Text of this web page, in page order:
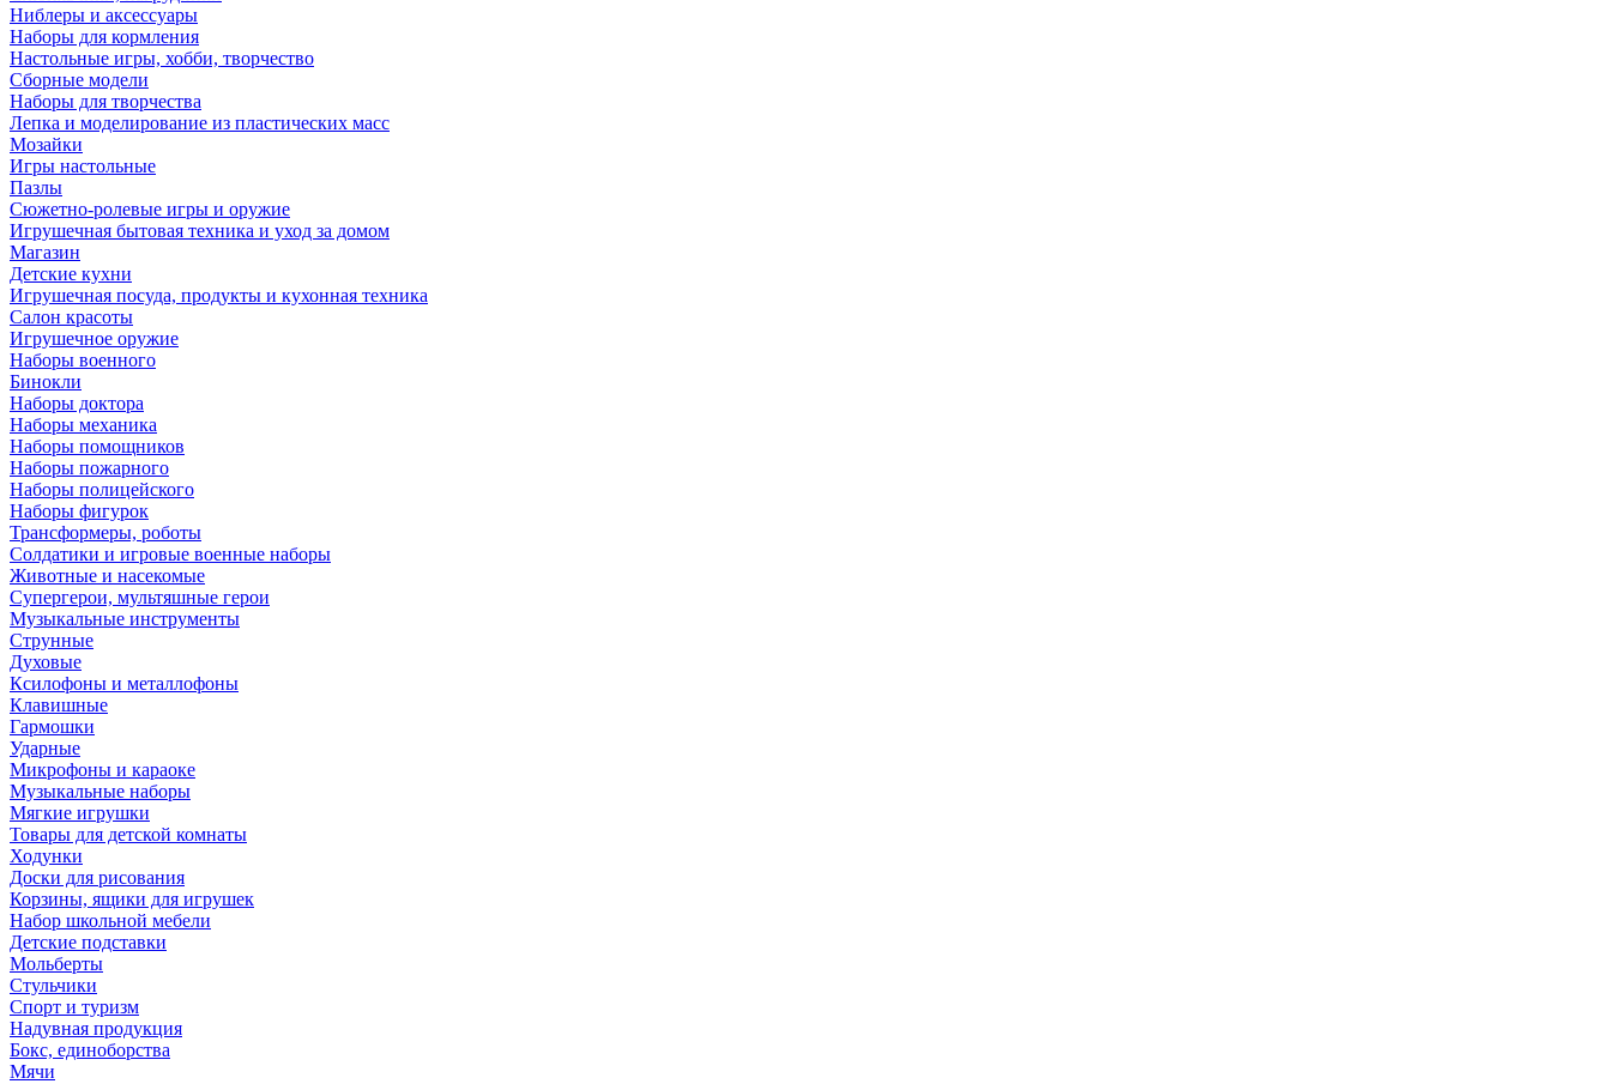
Ниблеры и аксессуары
Наборы для кормления
Настольные игры, хобби, творчество
Сборные модели
Наборы для творчества
Лепка и моделирование из пластических масс
Мозайки
Игры настольные
Пазлы
Сюжетно-ролевые игры и оружие
Игрушечная бытовая техника и уход за домом
Магазин
Детские кухни
Игрушечная посуда, продукты и кухонная техника
Салон красоты
Игрушечное оружие
Наборы военного
Бинокли
Наборы доктора
Наборы механика
Наборы помощников
Наборы пожарного
Наборы полицейского
Наборы фигурок
Трансформеры, роботы
Солдатики и игровые военные наборы
Животные и насекомые
Супергерои, мультяшные герои
Музыкальные инструменты
Струнные
Духовые
Ксилофоны и металлофоны
Клавишные
Гармошки
Ударные
Микрофоны и караоке
Музыкальные наборы
Мягкие игрушки
Товары для детской комнаты
Ходунки
Доски для рисования
Корзины, ящики для игрушек
Набор школьной мебели
Детские подставки
Мольберты
Стульчики
Спорт и туризм
Надувная продукция
Бокс, единоборства
Мячи